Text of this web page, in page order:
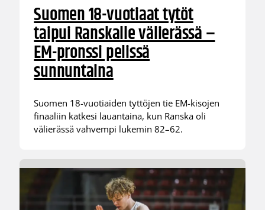
Suomen 18-vuotiaat tytöt
taipui Ranskalle välierässä –
EM-pronssi pelissä
sunnuntaina
Suomen 18-vuotiaiden tyttöjen tie EM-kisojen
finaaliin katkesi lauantaina, kun Ranska oli
välierässä vahvempi lukemin 82–62.